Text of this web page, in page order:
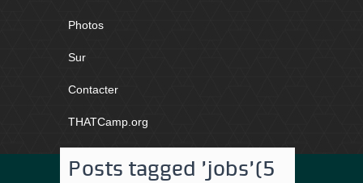
Photos
Sur
Contacter
THATCamp.org
Posts tagged 'jobs'(5